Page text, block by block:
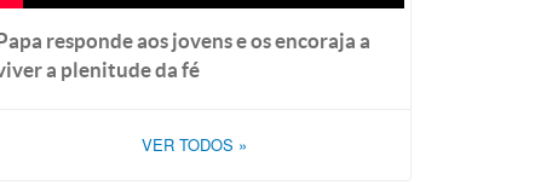
responde aos jovens e os encoraja a
a plenitude da fé
VER TODOS »